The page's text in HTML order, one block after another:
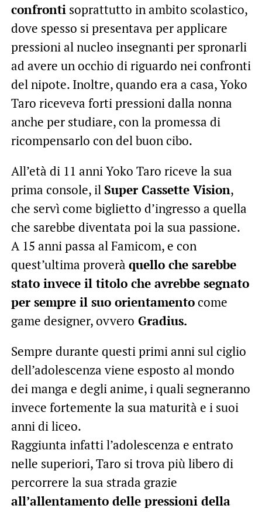
confrontisoprattutto in ambito scolastico,
dove spesso si presentava per applicare
pressioni al nucleo insegnanti per spronarli
ad avere un occhio di riguardo nei confronti
del nipote. Inoltre, quando era a casa, Yoko
Taro riceveva forti pressioni dalla nonna
anche per studiare, con la promessa di
ricompensarlo con del buon cibo.
All’età di 11 anni Yoko Taro riceve la sua
prima console, il Super Cassette Vision,
che servì come biglietto d’ingresso a quella
che sarebbe diventata poi la sua passione.
A 15 anni passa al Famicom, e con
quest’ultima proverà quello che sarebbe
stato invece il titolo che avrebbe segnato
per sempre il suo orientamentocome
game designer, ovvero Gradius.
Sempre durante questi primi anni sul ciglio
dell’adolescenza viene esposto al mondo
dei manga e degli anime, i quali segneranno
invece fortemente la sua maturità e i suoi
anni di liceo.
Raggiunta infatti l’adolescenza e entrato
nelle superiori, Taro si trova più libero di
percorrere la sua strada grazie
all’allentamento delle pressioni della